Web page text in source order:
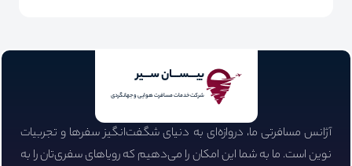
بیـــســـان ســـیر
شرکت خدمات مسافرت هوایی و جهانگردی
آژانس مسافرتی ما، دروازه‌ای به دنیای شگفت‌انگیز سفرها و تجربیات
نوین است. ما به شما این امکان را می‌دهیم که رویاهای سفری‌تان را به